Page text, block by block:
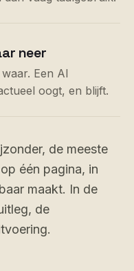
neer
Een AI
oogt, en blijft.
de meeste
één pagina, in
maakt. In de
de